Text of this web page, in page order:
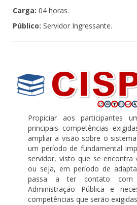
Carga: 04 horas.
Público: Servidor Ingressante.
Propiciar aos participantes
principais competências
ampliar a visão sobre o
um período de fundamental
servidor, visto que se encontra
ou seja, em período de
passa a ter contato com
Administração Pública e
competências que serão